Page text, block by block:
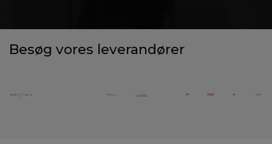
Besøg vores le­ve­­­ran­­­dø­­­rer